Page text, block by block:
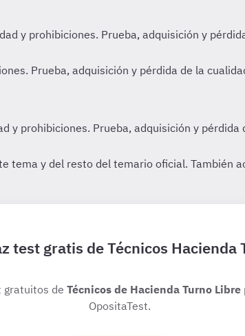
test gratis de Técnicos Hacienda
gratuitos de Técnicos de Hacienda Turno Libre
OpositaTest.